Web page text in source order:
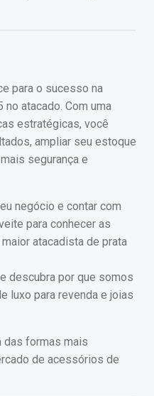
para o sucesso na
atacado. Com uma
estratégicas, você
ampliar seu estoque
segurança e
negócio e contar com
para conhecer as
atacadista de prata
e descubra por que somos
luxo para revenda e joias
das formas mais
de acessórios de